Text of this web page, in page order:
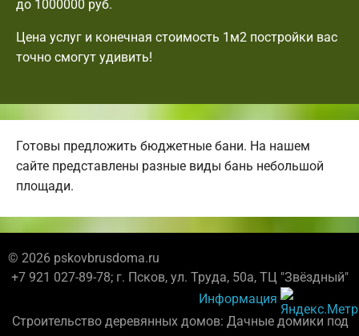
до 1000000 руб.
Цена услуг и конечная стоимость 1м2 постройки вас
точно смогут удивить!
Готовы предложить бюджетные бани. На нашем
сайте представлены разные виды бань небольшой
площади.
© 2026 pskovbrusdoma.ru
+7 921 027-89-78; г. Псков, ул. Труда, 50а, ТЦ "Звёздный"
Информация
Строительство деревянных домов: Дачные домики под